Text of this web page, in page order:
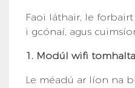
Faoi láthair, le
i gcónaí, agus
1. Modúl wifi
Le méadú ar líon na